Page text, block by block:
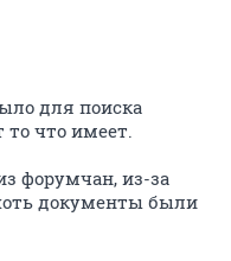
для поиска
то что имеет.
форумчан, из-за
документы были